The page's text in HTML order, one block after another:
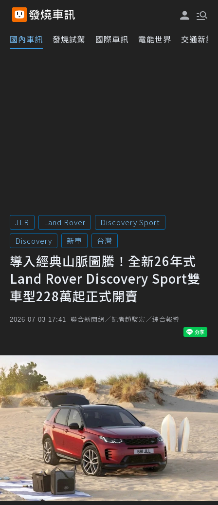
國內車訊 發燒試駕 國際車訊 電能世界 交通新訊
JLR Land Rover
Discovery Sport
Discovery
新車 台灣
導入經典山脈圖騰！全新26年式
Land Rover Discovery Sport雙
車型228萬起正式開賣
2026-07-03 17:41 聯合新聞網／記者趙駿宏／綜合報導